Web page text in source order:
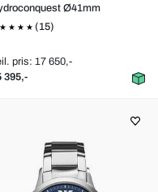
Ø41mm
(15)
pris: 17 650,-
395,-